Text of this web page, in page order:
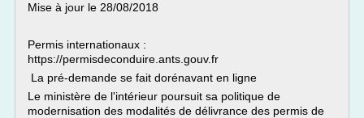
Mise à jour le 28/08/2018
Permis internationaux :
https://permisdeconduire.ants.gouv.fr
La pré-demande se fait dorénavant en ligne
Le ministère de l'intérieur poursuit sa politique de
modernisation des modalités de délivrance des permis de